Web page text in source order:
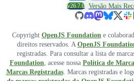
v26.7.0 Versão Mais
Copyright OpenJS Foundation e
direitos reservados. A OpenJS
registradas. Para consultar a lista de
Foundation , acesse nossa Política de
Marcas Registradas. Marcas registradas e